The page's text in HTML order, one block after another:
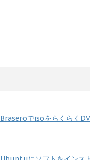
Braseroでisoをらくらく